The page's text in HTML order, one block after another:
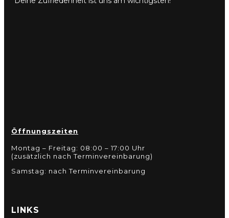
Öffnungszeiten
Montag – Freitag: 08:00 – 17:00 Uhr
(zusätzlich nach Terminvereinbarung)
Samstag: nach Terminvereinbarung
LINKS